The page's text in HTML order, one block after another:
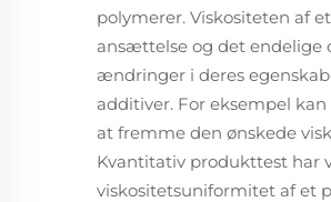
polymerer. Viskositeten af
ansættelse og det endelige
ændringer i deres
additiver. For eksempel
at fremme den ønskede
Kvantitativ produkttest har
viskositetsuniformitet af et